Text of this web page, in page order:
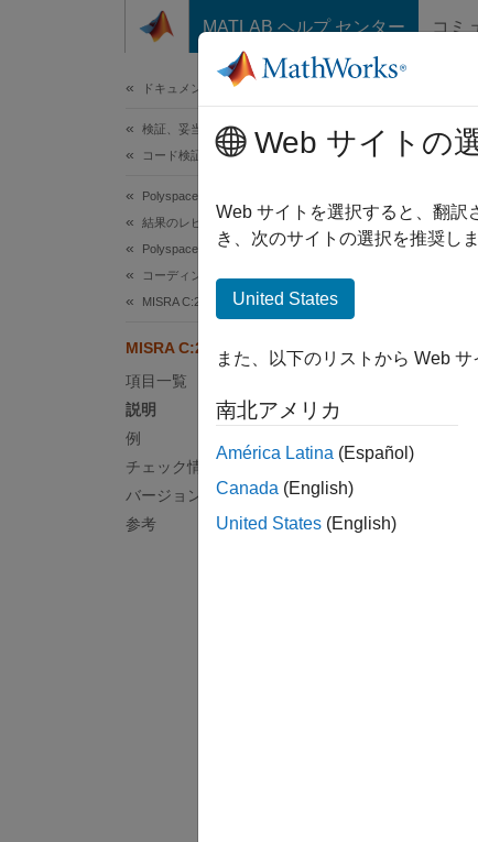
コンテンツへスキップ
MATLAB ヘルプ センター コミ
ドキュメンテーションのホーム
検証、妥当性確認、テスト
コード検証
Polyspace Bug Finder
結果のレビューとレポート生成
Polyspace Bug Finder の結果
コーディング規約
MISRA C:2023 命令およびルール
MISRA C:2023 Rule 21.22
項目一覧
説明
例
チェック情報
バージョン履歴
参考
All
All
小
つ
こ
は
義
違
Web サイトの
Web サイトを選択すると、翻訳
き、次のサイトの選択を推奨し
United States
また、以下のリストから Web
南北アメリカ
América Latina (Español)
Canada (English)
United States (English)